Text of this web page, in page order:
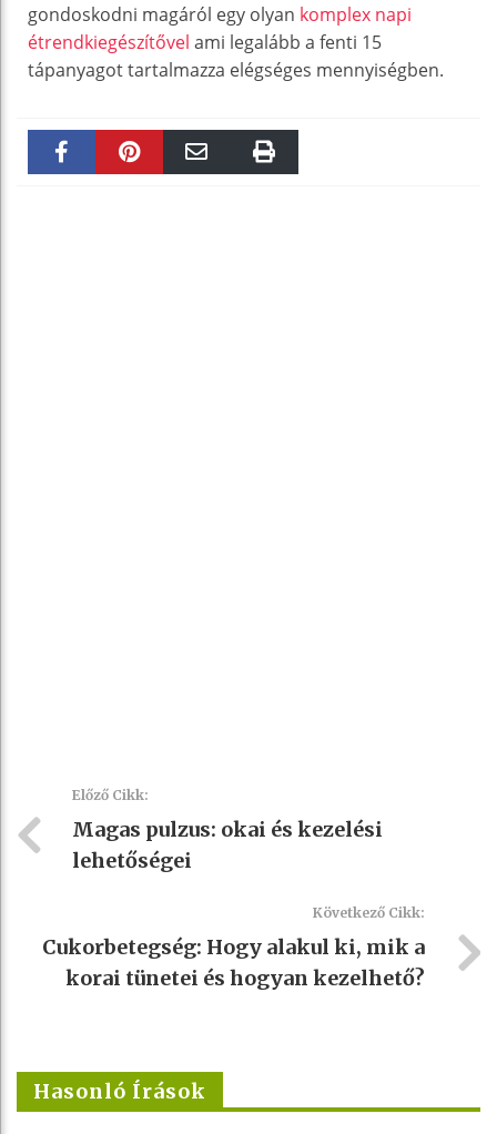
gondoskodni magáról egy olyan komplex napi
étrendkiegészítővel ami legalább a fenti 15
tápanyagot tartalmazza elégséges mennyiségben.
Előző Cikk:
Magas pulzus: okai és kezelési
lehetőségei
Következő Cikk:
Cukorbetegség: Hogy alakul ki, mik a
korai tünetei és hogyan kezelhető?
Hasonló Írások